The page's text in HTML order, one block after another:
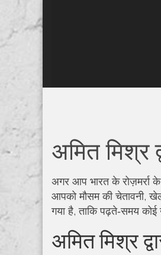
अमित मिश्र
अगर आप भारत के रोज़मर्रा
आपको मौसम की चेतावनी,
गया है, ताकि पढ़ते‑समय
अमित मिश्र